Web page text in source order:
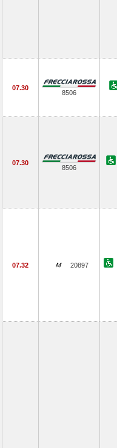
07.30
8506
07.30
8506
07.32 20897